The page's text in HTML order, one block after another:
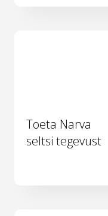
Toeta Narva
seltsi tegevust